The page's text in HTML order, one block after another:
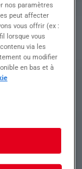
après
de l'engin
en
nos paramètres
peut affecter
vous offrir (ex :
lorsque vous
via les
ou modifier
en bas et à